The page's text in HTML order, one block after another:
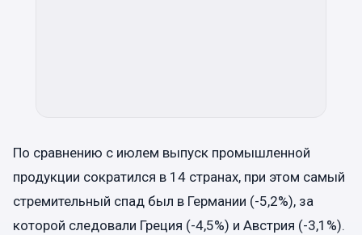
По сравнению с июлем выпуск промышленной
продукции сократился в 14 странах, при этом самый
стремительный спад был в Германии (-5,2%), за
которой следовали Греция (-4,5%) и Австрия (-3,1%).